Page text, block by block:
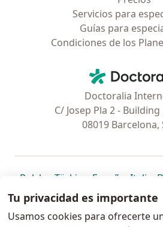
Servicios para
Guías para
Condiciones de los
Doctoralia
C/ Josep Pla 2 -
08019 Barcelona,
Polska se abre en una nueva
Türkiye se abre en una
España se
Italia
Portugal
se abre en una
México se abre en
Chile seBrasil
Tu privacidad es importante
Usamos cookies para ofrecerte